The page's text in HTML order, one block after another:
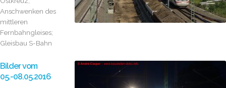
Anschwenken des
mittleren
Fernbahngleises;
Gleisbau S-Bahn
Bilder vom
05.-08.05.2016